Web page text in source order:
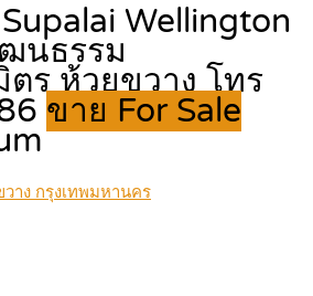
Wellington
นธรรม
ตร ห้วยขวาง โทร
ขาย For Sale
าง กรุงเทพมหานคร